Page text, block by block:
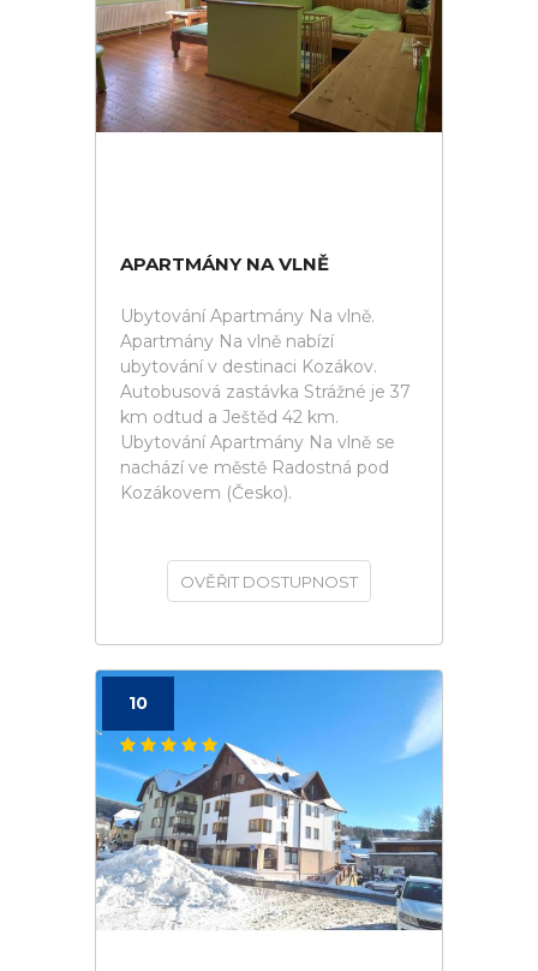
APARTMÁNY NA VLNĚ
Ubytování Apartmány Na vlně.
Apartmány Na vlně nabízí
ubytování v destinaci Kozákov.
Autobusová zastávka Strážné je 37
km odtud a Ještěd 42 km.
Ubytování Apartmány Na vlně se
nachází ve městě Radostná pod
Kozákovem (Česko).
OVĚŘIT DOSTUPNOST
10